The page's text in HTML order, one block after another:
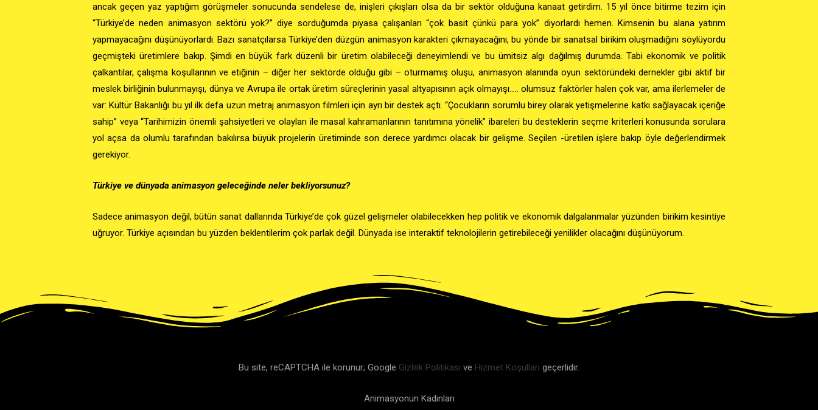
ancak geçen yaz yaptığım görüşmeler sonucunda sendelese de, inişleri çıkışları olsa da bir sektör olduğuna kanaat getirdim. 15 yıl önce bitirme tezim için
“Türkiye’de neden animasyon sektörü yok?” diye sorduğumda piyasa çalışanları “çok basit çünkü para yok” diyorlardı hemen. Kimsenin bu alana yatırım
yapmayacağını düşünüyorlardı. Bazı sanatçılarsa Türkiye’den düzgün animasyon karakteri çıkmayacağını, bu yönde bir sanatsal birikim oluşmadığını söylüyordu
geçmişteki üretimlere bakıp. Şimdi en büyük fark düzenli bir üretim olabileceği deneyimlendi ve bu ümitsiz algı dağılmış durumda. Tabi ekonomik ve politik
çalkantılar, çalışma koşullarının ve etiğinin – diğer her sektörde olduğu gibi – oturmamış oluşu, animasyon alanında oyun sektöründeki dernekler gibi aktif bir
meslek birliğinin bulunmayışı, dünya ve Avrupa ile ortak üretim süreçlerinin yasal altyapısının açık olmayışı….. olumsuz faktörler halen çok var, ama ilerlemeler de
var: Kültür Bakanlığı bu yıl ilk defa uzun metraj animasyon filmleri için ayrı bir destek açtı. “Çocukların sorumlu birey olarak yetişmelerine katkı sağlayacak içeriğe
sahip” veya “Tarihimizin önemli şahsiyetleri ve olayları ile masal kahramanlarının tanıtımına yönelik” ibareleri bu desteklerin seçme kriterleri konusunda sorulara
yol açsa da olumlu tarafından bakılırsa büyük projelerin üretiminde son derece yardımcı olacak bir gelişme. Seçilen -üretilen işlere bakıp öyle değerlendirmek
gerekiyor.
Türkiye ve dünyada animasyon geleceğinde neler bekliyorsunuz?
Sadece animasyon değil, bütün sanat dallarında Türkiye’de çok güzel gelişmeler olabilecekken hep politik ve ekonomik dalgalanmalar yüzünden birikim kesintiye
uğruyor. Türkiye açısından bu yüzden beklentilerim çok parlak değil. Dünyada ise interaktif teknolojilerin getirebileceği yenilikler olacağını düşünüyorum.
Bu site, reCAPTCHA ile korunur; Google Gizlilik Politikası ve Hizmet Koşulları geçerlidir.
Animasyonun Kadınları